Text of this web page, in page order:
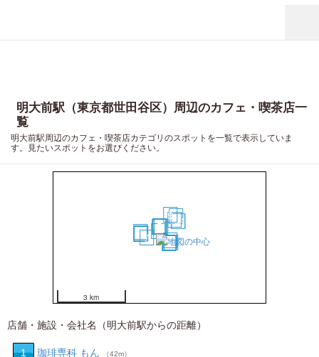
明大前駅（東京都世田谷区）周辺のカフェ・喫茶店一
覧
明大前駅周辺のカフェ・喫茶店カテゴリのスポットを一覧で表示していま
す。見たいスポットをお選びください。
1
2
34
5
6
7 8
910
11
12
13
14
15
16
17
18
19
20
3 km
店舗・施設・会社名（明大前駅からの距離）
1 珈琲専科 もん （42m）